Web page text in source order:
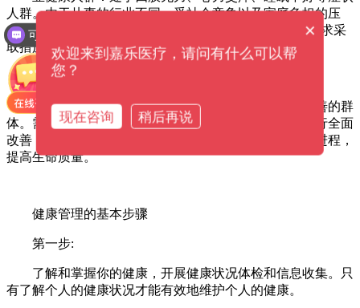
人群。由于从事的行业不同、受社会竞争以及家庭负担的压
力，自我明白处于亚健康状态但不知道如何改善?强烈要求采
取措施提高工作效率和整体健康水平。
疾病人群
疾病人群：在治疗的同时希望积极参与自身健康改善的群
体。需要在临床治疗过程中配以生活环境和行为方面进行全面
改善，从而监控危险因素，降低风险水平，延缓疾病的进程，
提高生命质量。
健康管理的基本步骤
第一步:
了解和掌握你的健康，开展健康状况体检和信息收集。只
有了解个人的健康状况才能有效地维护个人的健康。
×
欢迎来到嘉乐医疗，请问有什么可以帮
您？
现在咨询 稍后再说